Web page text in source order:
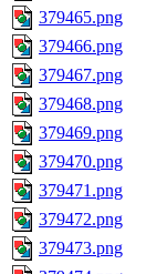
379465.png
379466.png
379467.png
379468.png
379469.png
379470.png
379471.png
379472.png
379473.png